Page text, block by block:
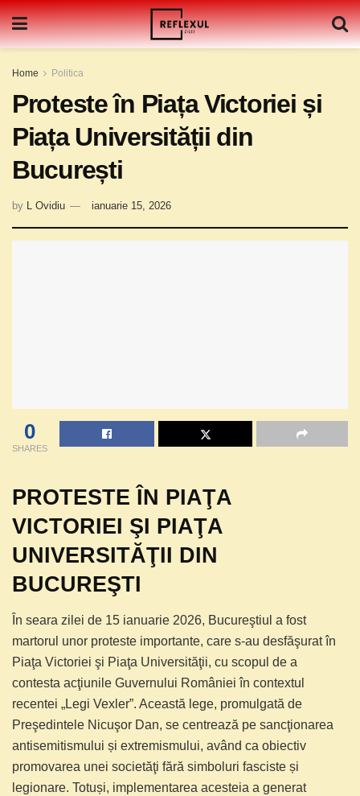
Home Politica
Proteste în Piața Victoriei și
Piața Universității din
București
by L Ovidiu ianuarie 15, 2026
0
SHARES
PROTESTE ÎN PIAŢA
VICTORIEI ŞI PIAŢA
UNIVERSITĂŢII DIN
BUCUREŞTI
În seara zilei de 15 ianuarie 2026, Bucureştiul a fost
martorul unor proteste importante, care s-au desfăşurat în
Piaţa Victoriei şi Piaţa Universităţii, cu scopul de a
contesta acţiunile Guvernului României în contextul
recentei „Legi Vexler”. Această lege, promulgată de
Preşedintele Nicuşor Dan, se centrează pe sancţionarea
antisemitismului și extremismului, având ca obiectiv
promovarea unei societăţi fără simboluri fasciste și
legionare. Totuși, implementarea acesteia a generat